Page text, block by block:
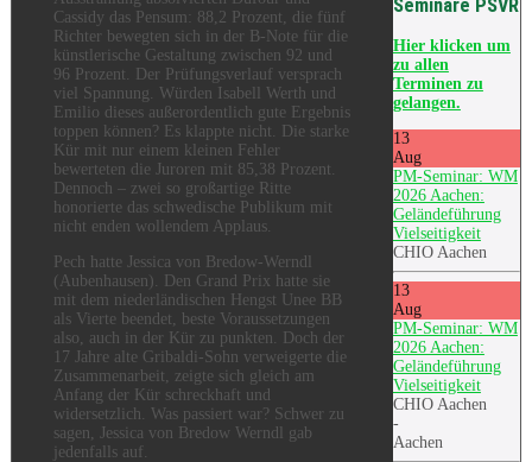
Seminare PSVR
Hierklicken um
zu allen
Terminen zu
gelangen.
13
Aug
PM-Seminar: WM
2026 Aachen:
Geländeführung
Vielseitigkeit
CHIO Aachen
13
Aug
PM-Seminar: WM
2026 Aachen:
Geländeführung
Vielseitigkeit
CHIO Aachen
-
Aachen
Cassidy das Pensum: 88,2 Prozent, die fünf
Richter bewegten sich in der B-Note für die
künstlerische Gestaltung zwischen 92 und
96 Prozent. Der Prüfungsverlauf versprach
viel Spannung. Würden Isabell Werth und
Emilio dieses außerordentlich gute Ergebnis
toppen können? Es klappte nicht. Die starke
Kür mit nur einem kleinen Fehler
bewerteten die Juroren mit 85,38 Prozent.
Dennoch – zwei so großartige Ritte
honorierte das schwedische Publikum mit
nicht enden wollendem Applaus.
Pech hatte Jessica von Bredow-Werndl
(Aubenhausen). Den Grand Prix hatte sie
mit dem niederländischen Hengst Unee BB
als Vierte beendet, beste Voraussetzungen
also, auch in der Kür zu punkten. Doch der
17 Jahre alte Gribaldi-Sohn verweigerte die
Zusammenarbeit, zeigte sich gleich am
Anfang der Kür schreckhaft und
widersetzlich. Was passiert war? Schwer zu
sagen, Jessica von Bredow Werndl gab
jedenfalls auf.